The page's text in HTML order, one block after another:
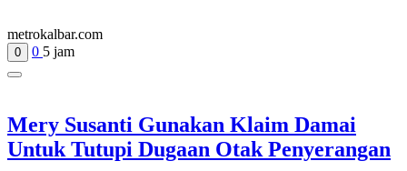
metrokalbar.com
0 0 5 jam
Mery Susanti Gunakan Klaim Damai
Untuk Tutupi Dugaan Otak Penyerangan